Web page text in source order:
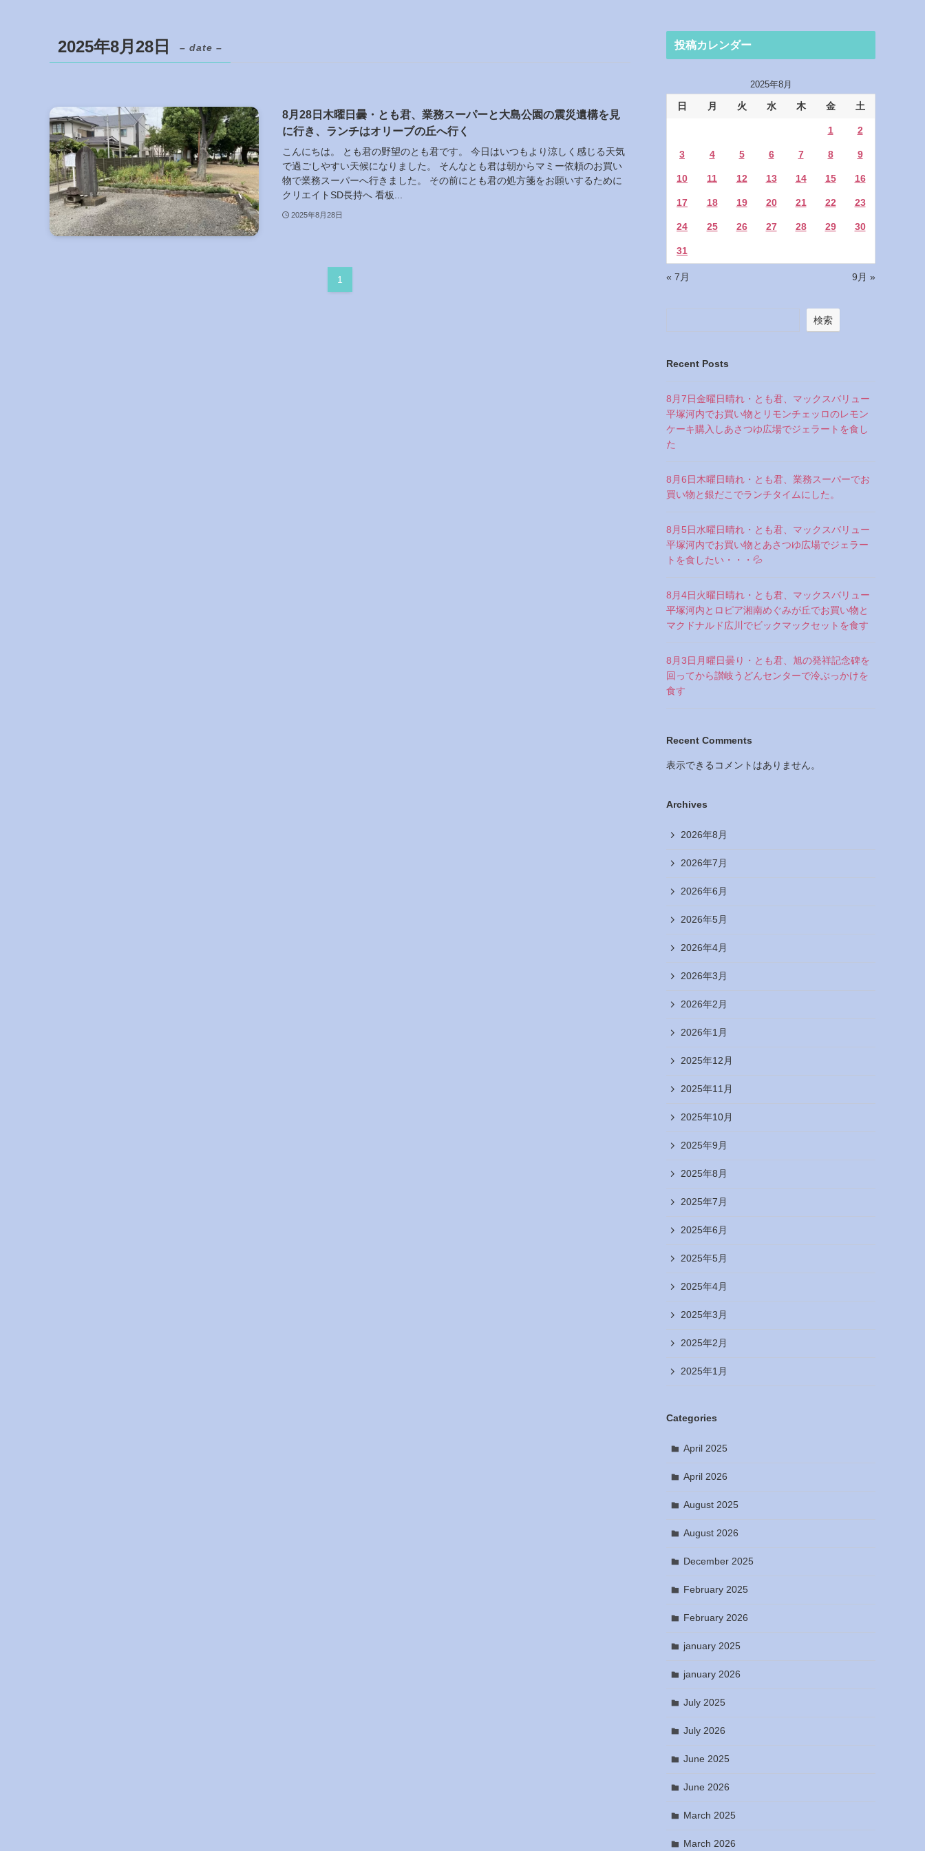
2025年8月28日 – date –
8月28日木曜日曇・とも君、業務スーパーと大島公園の震災遺構を見
に行き、ランチはオリーブの丘へ行く
こんにちは。 とも君の野望のとも君です。 今日はいつもより涼しく感じる天気
で過ごしやすい天候になりました。 そんなとも君は朝からマミー依頼のお買い
物で業務スーパーへ行きました。 その前にとも君の処方箋をお願いするために
クリエイトSD長持へ 看板...
2025年8月28日
1
投稿カレンダー
2025年8月
日 月 火 水 木 金 土
1 2
3 4 5 6 7 8 9
10 11 12 13 14 15 16
17 18 19 20 21 22 23
24 25 26 27 28 29 30
31
« 7月 9月 »
検索
Recent Posts
8月7日金曜日晴れ・とも君、マックスバリュー
平塚河内でお買い物とリモンチェッロのレモン
ケーキ購入しあさつゆ広場でジェラートを食し
た
8月6日木曜日晴れ・とも君、業務スーパーでお
買い物と銀だこでランチタイムにした。
8月5日水曜日晴れ・とも君、マックスバリュー
平塚河内でお買い物とあさつゆ広場でジェラー
トを食したい・・・💦
8月4日火曜日晴れ・とも君、マックスバリュー
平塚河内とロピア湘南めぐみが丘でお買い物と
マクドナルド広川でビックマックセットを食す
8月3日月曜日曇り・とも君、旭の発祥記念碑を
回ってから讃岐うどんセンターで冷ぶっかけを
食す
Recent Comments
表示できるコメントはありません。
Archives
2026年8月
2026年7月
2026年6月
2026年5月
2026年4月
2026年3月
2026年2月
2026年1月
2025年12月
2025年11月
2025年10月
2025年9月
2025年8月
2025年7月
2025年6月
2025年5月
2025年4月
2025年3月
2025年2月
2025年1月
Categories
April 2025
April 2026
August 2025
August 2026
December 2025
February 2025
February 2026
january 2025
january 2026
July 2025
July 2026
June 2025
June 2026
March 2025
March 2026